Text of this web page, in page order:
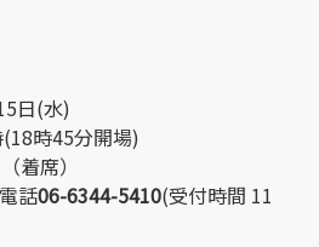
日(水)
45分開場)
着席）
話06-6344-5410(受付時間 11